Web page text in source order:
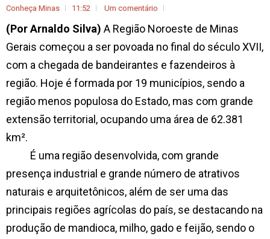
Conheça Minas 11:52 Um comentário
(Por Arnaldo Silva) A Região Noroeste de Minas
Gerais começou a ser povoada no final do século XVII,
com a chegada de bandeirantes e fazendeiros à
região. Hoje é formada por 19 municípios, sendo a
região menos populosa do Estado, mas com grande
extensão territorial, ocupando uma área de 62.381
km².
É uma região desenvolvida, com grande
presença industrial e grande número de atrativos
naturais e arquitetônicos, além de ser uma das
principais regiões agrícolas do país, se destacando na
produção de mandioca, milho, gado e feijão, sendo o